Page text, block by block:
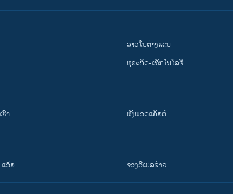
ລາວໃນຕ່າງແດນ
ທຸລະກິດ-ເທັກໂນໂລຈີ
າ ຟັງພອດແຄັສຕ໌
ອັສ ຈອງອີເມລຂ່າວ